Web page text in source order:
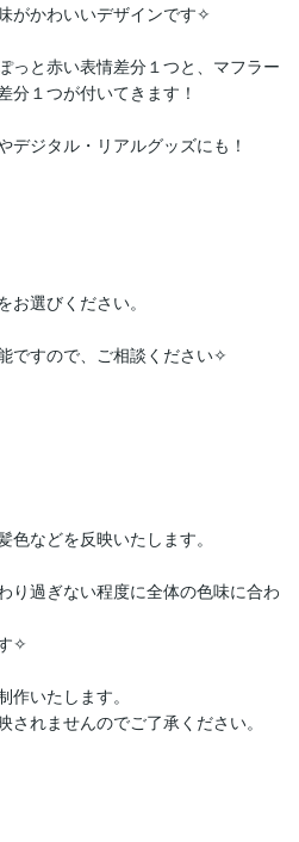
がかわいいデザインです✧
っと赤い表情差分１つと、マフラー
分１つが付いてきます！
デジタル・リアルグッズにも！
お選びください。
ですので、ご相談ください✧
色などを反映いたします。
り過ぎない程度に全体の色味に合わ
✧︎
いたします。
れませんのでご了承ください。